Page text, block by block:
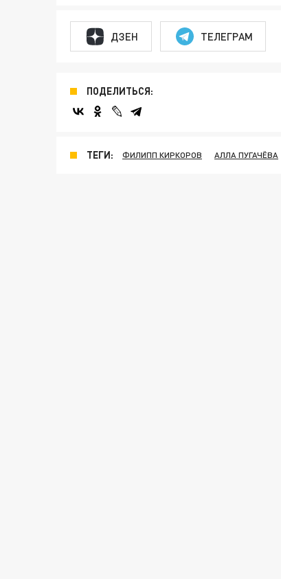
ДЗЕН ТЕЛЕГРАМ
ПОДЕЛИТЬСЯ:
ТЕГИ: ФИЛИПП КИРКОРОВ АЛЛА ПУГАЧЁВА